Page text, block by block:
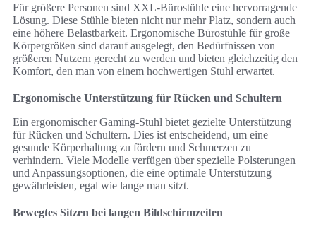
Für größere Personen sind XXL-Bürostühle eine hervorragende
Lösung. Diese Stühle bieten nicht nur mehr Platz, sondern auch
eine höhere Belastbarkeit. Ergonomische Bürostühle für große
Körpergrößen sind darauf ausgelegt, den Bedürfnissen von
größeren Nutzern gerecht zu werden und bieten gleichzeitig den
Komfort, den man von einem hochwertigen Stuhl erwartet.
Ergonomische Unterstützung für Rücken und Schultern
Ein ergonomischer Gaming-Stuhl bietet gezielte Unterstützung
für Rücken und Schultern. Dies ist entscheidend, um eine
gesunde Körperhaltung zu fördern und Schmerzen zu
verhindern. Viele Modelle verfügen über spezielle Polsterungen
und Anpassungsoptionen, die eine optimale Unterstützung
gewährleisten, egal wie lange man sitzt.
Bewegtes Sitzen bei langen Bildschirmzeiten